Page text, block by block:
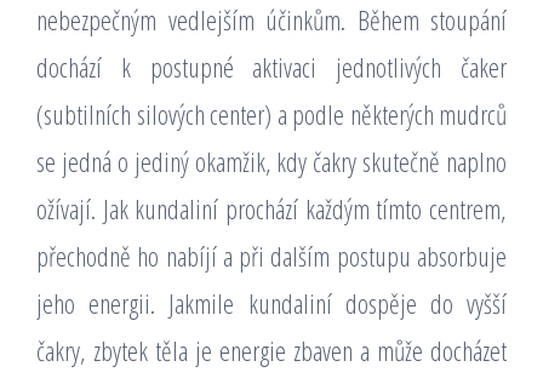
nebezpečným vedlejším účinkům. Během stoupání
dochází k postupné aktivaci jednotlivých čaker
(subtilních silových center) a podle některých mudrců
se jedná o jediný okamžik, kdy čakry skutečně naplno
ožívají. Jak kundaliní prochází každým tímto centrem,
přechodně ho nabíjí a při dalším postupu absorbuje
jeho energii. Jakmile kundaliní dospěje do vyšší
čakry, zbytek těla je energie zbaven a může docházet